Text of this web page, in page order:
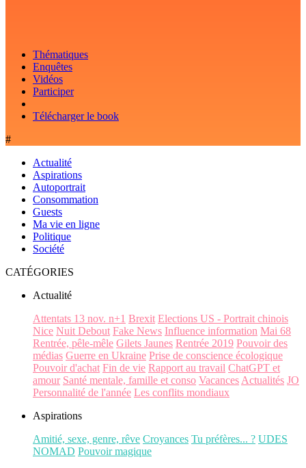
Thématiques
Enquêtes
Vidéos
Participer
Télécharger le book
#
Actualité
Aspirations
Autoportrait
Consommation
Guests
Ma vie en ligne
Politique
Société
CATÉGORIES
Actualité
Attentats 13 nov. n+1 Brexit Elections US - Portrait chinois
Nice Nuit Debout Fake News Influence information Mai 68
Rentrée, pêle-mêle Gilets Jaunes Rentrée 2019 Pouvoir des
médias Guerre en Ukraine Prise de conscience écologique
Pouvoir d'achat Fin de vie Rapport au travail ChatGPT et
amour Santé mentale, famille et conso Vacances Actualités JO
Personnalité de l'année Les conflits mondiaux
Aspirations
Amitié, sexe, genre, rêve Croyances Tu préfères... ? UDES
NOMAD Pouvoir magique